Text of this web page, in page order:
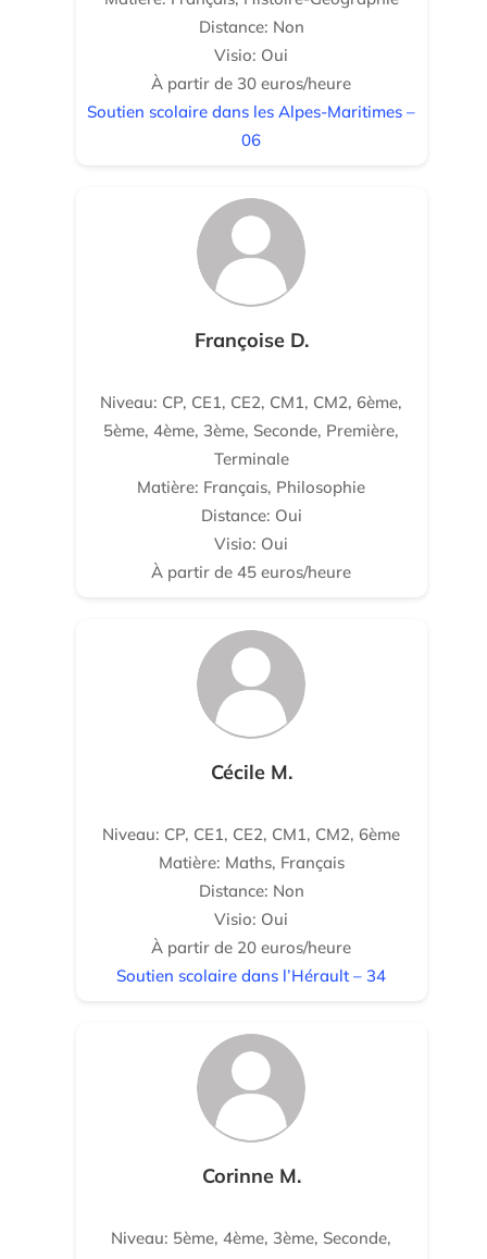
Distance: Non
Visio: Oui
À partir de 30 euros/heure
Soutien scolaire dans les Alpes-Maritimes –
06
Françoise D.
Niveau: CP, CE1, CE2, CM1, CM2, 6ème,
5ème, 4ème, 3ème, Seconde, Première,
Terminale
Matière: Français, Philosophie
Distance: Oui
Visio: Oui
À partir de 45 euros/heure
Cécile M.
Niveau: CP, CE1, CE2, CM1, CM2, 6ème
Matière: Maths, Français
Distance: Non
Visio: Oui
À partir de 20 euros/heure
Soutien scolaire dans l’Hérault – 34
Corinne M.
Niveau: 5ème, 4ème, 3ème, Seconde,